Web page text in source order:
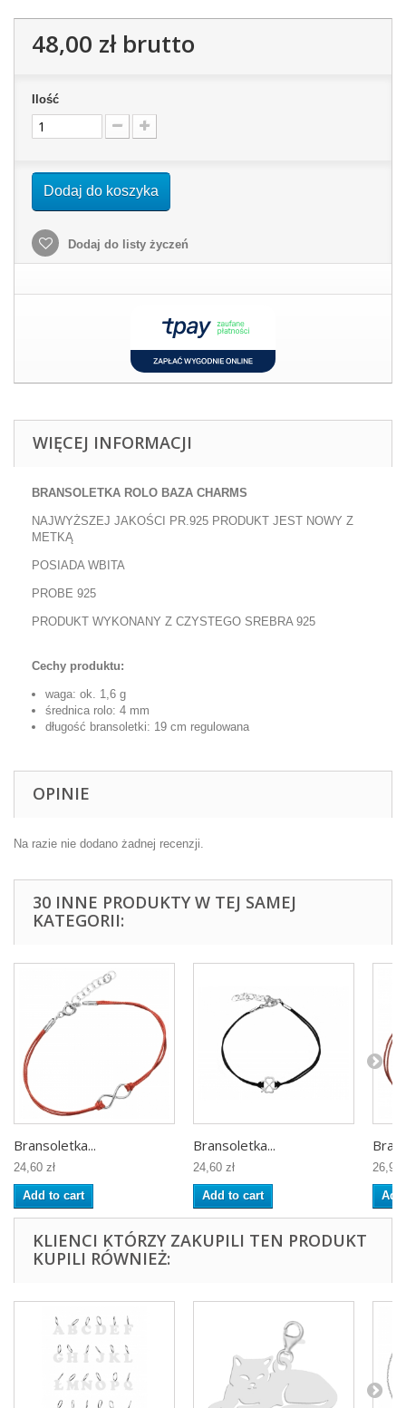
48,00 złbrutto
Ilość
Dodaj do koszyka
Dodaj do listy życzeń
WIĘCEJ INFORMACJI
BRANSOLETKA ROLO BAZA CHARMS
NAJWYŻSZEJ JAKOŚCI PR.925 PRODUKT JEST NOWY Z
METKĄ
POSIADA WBITA
PROBE 925
PRODUKT WYKONANY Z CZYSTEGO SREBRA 925
Cechy produktu:
waga: ok. 1,6 g
średnica rolo: 4 mm
długość bransoletki: 19 cm regulowana
OPINIE
Na razie nie dodano żadnej recenzji.
30 INNE PRODUKTY W TEJ SAMEJ
KATEGORII:
Bransoletka...
24,60 zł
Add to cart
Bransoletka...
24,60 zł
Add to cart
26,99
KLIENCI KTÓRZY ZAKUPILI TEN PRODUKT
KUPILI RÓWNIEŻ: